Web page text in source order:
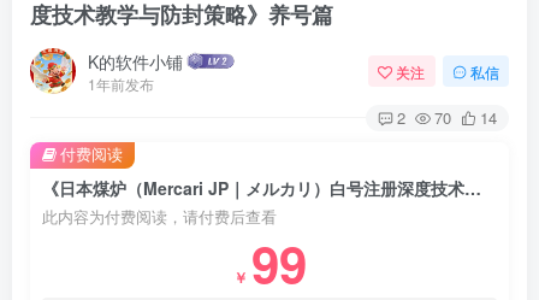
度技术教学与防封策略》养号篇
K的软件小铺
1年前发布
关注 私信
2 70 14
《日本煤炉（Mercari JP｜メルカリ）白号注册深度技术教学与防封策略》养号篇
此内容为付费阅读，请付费后查看
￥ 99
付费阅读